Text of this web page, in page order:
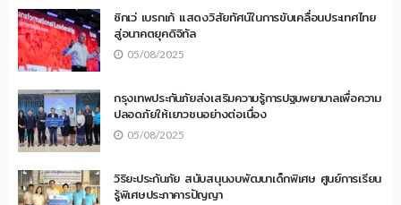
ซิกเว่ เบรกเก้ แสดงวิสัยทัศน์ในการขับเคลื่อนประเทศไทย
สู่อนาคตยุคดิจิทัล
05/08/2025
กรุงเทพประกันภัยส่งเสริมความรู้การปฐมพยาบาลเพื่อความ
ปลอดภัยให้เยาวชนอย่างต่อเนื่อง
05/08/2025
วิริยะประกันภัย สนับสนุนงบพัฒนาเด็กพิเศษ ศูนย์การเรียน
รู้พิเศษประภาคารปัญญา